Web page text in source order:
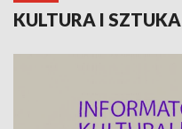
KULTURA I SZTUKA